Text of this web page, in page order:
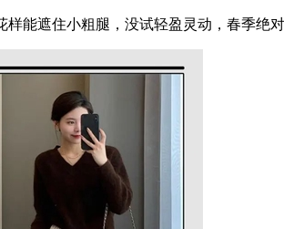
遮住小粗腿，没试轻盈灵动，春季绝对